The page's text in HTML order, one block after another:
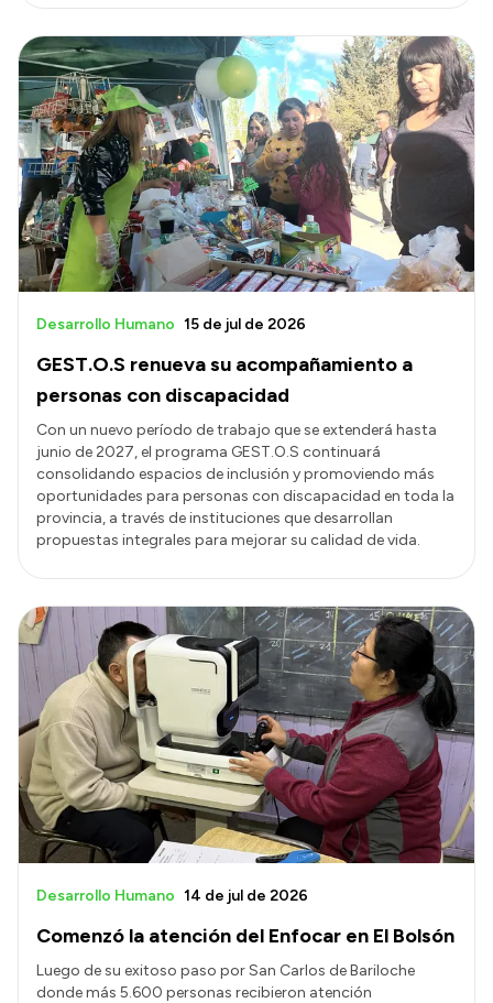
GEST.O.S renueva su acompañamiento a
personas con discapacidad
Desarrollo Humano 15 de jul de 2026
Con un nuevo período de trabajo que se extenderá hasta
junio de 2027, el programa GEST.O.S continuará
consolidando espacios de inclusión y promoviendo más
oportunidades para personas con discapacidad en toda la
provincia, a través de instituciones que desarrollan
propuestas integrales para mejorar su calidad de vida.
Comenzó la atención del Enfocar en El Bolsón
Desarrollo Humano 14 de jul de 2026
Luego de su exitoso paso por San Carlos de Bariloche
donde más 5.600 personas recibieron atención